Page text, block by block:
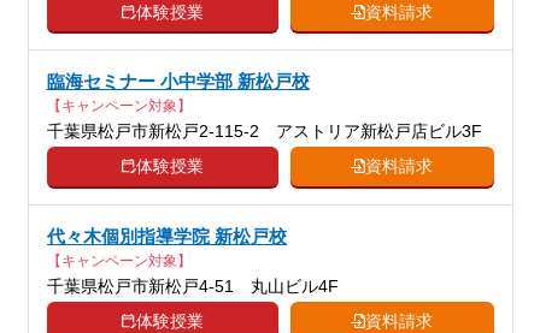
体験授業
資料請求
臨海セミナー 小中学部 新松戸校
【キャンペーン対象】
千葉県松戸市新松戸2-115-2 アストリア新松戸店ビル3F
体験授業
資料請求
代々木個別指導学院 新松戸校
【キャンペーン対象】
千葉県松戸市新松戸4-51 丸山ビル4F
体験授業
資料請求